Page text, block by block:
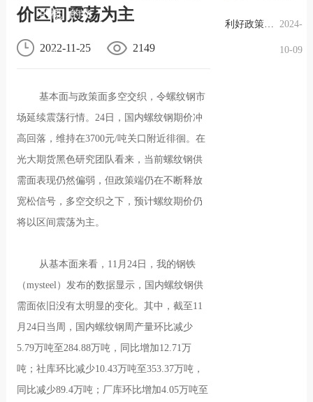
的概
况
的文
化
价区间震荡为主
2022-11-25 2149
基本面与政策面多空交织，令螺纹钢市
场延续震荡行情。24日，国内螺纹钢期价冲
高回落，维持在3700元/吨关口附近徘徊。在
光大期货黑色研究团队看来，当前螺纹钢供
需面表现仍然偏弱，但政策端仍在不断释放
宽松信号，多空交织之下，预计螺纹期价仍
将以区间震荡为主。
从基本面来看，11月24日，我的钢铁
（mysteel）发布的数据显示，国内螺纹钢供
需面依旧没有太明显的变化。其中，截至11
月24日当周，国内螺纹钢周产量环比减少
5.79万吨至284.88万吨，同比增加12.71万
吨；社库环比减少10.43万吨至353.37万吨，
同比减少89.4万吨；厂库环比增加4.05万吨至
利好政策提振钢市信心，四季度行业需求或小幅上升 2024-
10-09